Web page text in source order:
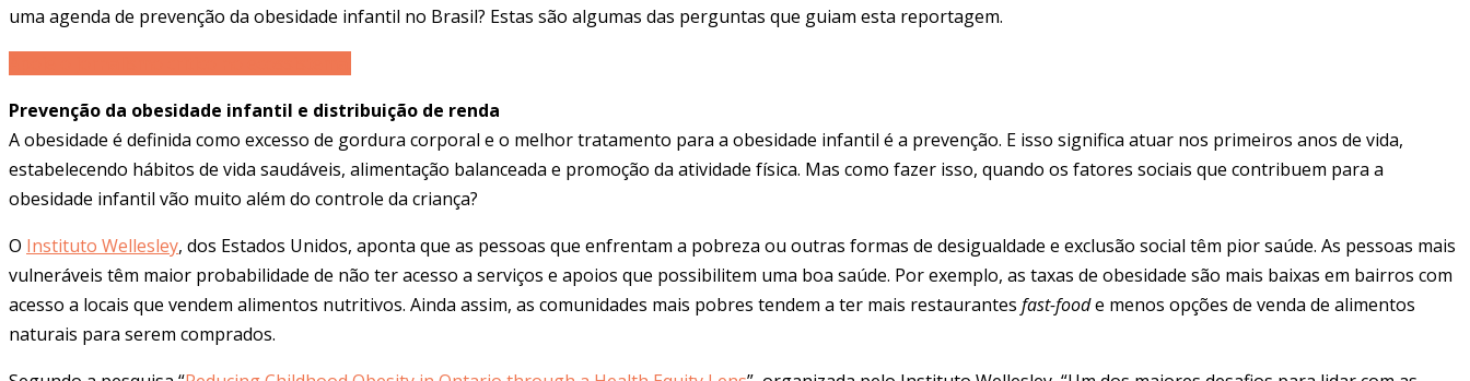
uma agenda de prevenção da obesidade infantil no Brasil? Estas são algumas das perguntas que guiam esta reportagem.
Prevenção da obesidade infantil e distribuição de renda
A obesidade é definida como excesso de gordura corporal e o melhor tratamento para a obesidade infantil é a prevenção. E isso significa atuar nos primeiros anos de vida,
estabelecendo hábitos de vida saudáveis, alimentação balanceada e promoção da atividade física. Mas como fazer isso, quando os fatores sociais que contribuem para a
obesidade infantil vão muito além do controle da criança?
O Instituto Wellesley, dos Estados Unidos, aponta que as pessoas que enfrentam a pobreza ou outras formas de desigualdade e exclusão social têm pior saúde. As pessoas mais
vulneráveis têm maior probabilidade de não ter acesso a serviços e apoios que possibilitem uma boa saúde. Por exemplo, as taxas de obesidade são mais baixas em bairros com
acesso a locais que vendem alimentos nutritivos. Ainda assim, as comunidades mais pobres tendem a ter mais restaurantes fast-foode menos opções de venda de alimentos
naturais para serem comprados.